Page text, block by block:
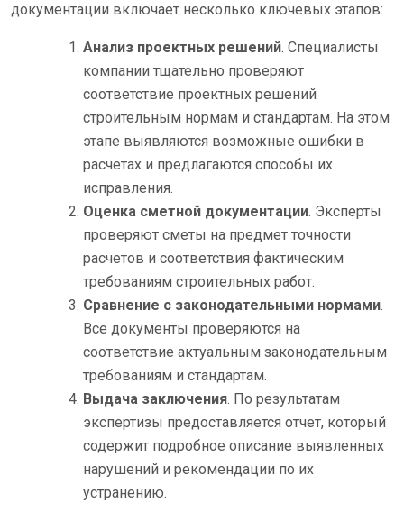
документации включает несколько ключевых этапов:
Анализ проектных решений. Специалисты
компании тщательно проверяют
соответствие проектных решений
строительным нормам и стандартам. На этом
этапе выявляются возможные ошибки в
расчетах и предлагаются способы их
исправления.
Оценка сметной документации. Эксперты
проверяют сметы на предмет точности
расчетов и соответствия фактическим
требованиям строительных работ.
Сравнение с законодательными нормами.
Все документы проверяются на
соответствие актуальным законодательным
требованиям и стандартам.
Выдача заключения. По результатам
экспертизы предоставляется отчет, который
содержит подробное описание выявленных
нарушений и рекомендации по их
устранению.